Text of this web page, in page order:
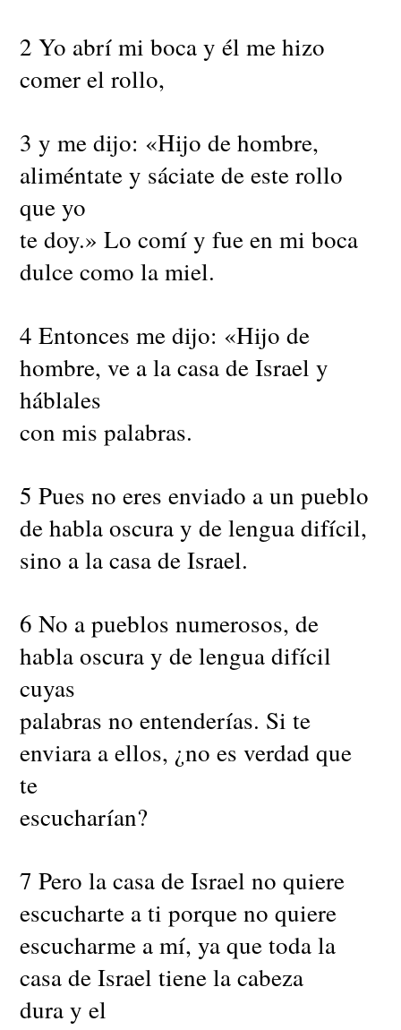
2 Yo abrí mi boca y él me hizo
comer el rollo,
3 y me dijo: «Hijo de hombre,
aliméntate y sáciate de este rollo
que yo
te doy.» Lo comí y fue en mi boca
dulce como la miel.
4 Entonces me dijo: «Hijo de
hombre, ve a la casa de Israel y
háblales
con mis palabras.
5 Pues no eres enviado a un pueblo
de habla oscura y de lengua difícil,
sino a la casa de Israel.
6 No a pueblos numerosos, de
habla oscura y de lengua difícil
cuyas
palabras no entenderías. Si te
enviara a ellos, ¿no es verdad que
te
escucharían?
7 Pero la casa de Israel no quiere
escucharte a ti porque no quiere
escucharme a mí, ya que toda la
casa de Israel tiene la cabeza
dura y el